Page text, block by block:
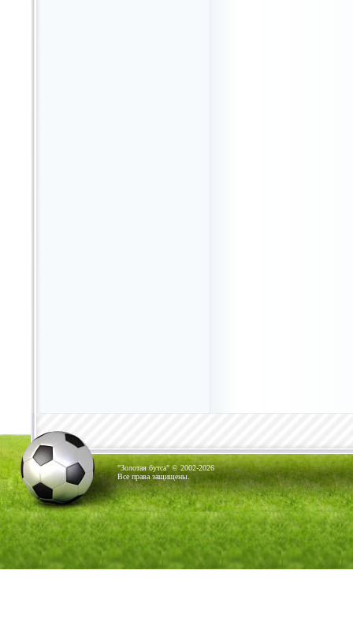
"Золотая бутса" © 2002-2026
Все права защищены.